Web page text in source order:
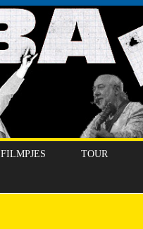
FILMPJES TOUR